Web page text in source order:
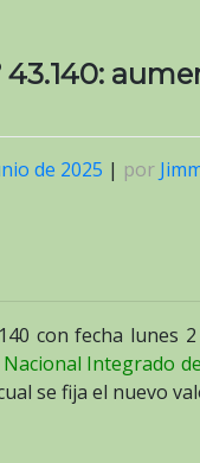
43.140:
de 2025 | por
con fecha
Nacional Integrado
se fija el nuevo